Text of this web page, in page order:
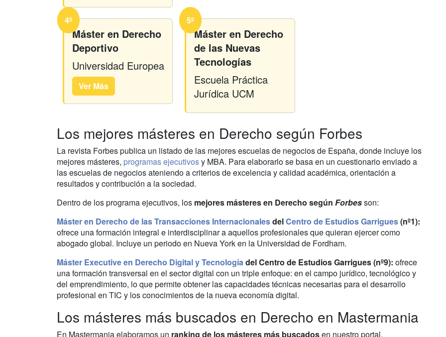
4º
Máster en Derecho
Deportivo
Universidad Europea
Ver Más
5º
Máster en Derecho
de las Nuevas
Tecnologías
Escuela Práctica
Jurídica UCM
Los mejores másteres en Derecho según Forbes
La revista Forbes publica un listado de las mejores escuelas de negocios de España, donde incluye los
mejores másteres, programas ejecutivosy MBA. Para elaborarlo se basa en un cuestionario enviado a
las escuelas de negocios ateniendo a criterios de excelencia y calidad académica, orientación a
resultados y contribución a la sociedad.
Dentro de los programa ejecutivos, los mejores másteres en Derecho según Forbesson:
Máster en Derecho de las Transacciones InternacionalesdelCentro de Estudios Garrigues(nº1):
ofrece una formación integral e interdisciplinar a aquellos profesionales que quieran ejercer como
abogado global. Incluye un periodo en Nueva York en la Universidad de Fordham.
Máster Executive en Derecho Digital y Tecnologíadel Centro de Estudios Garrigues (nº9): ofrece
una formación transversal en el sector digital con un triple enfoque: en el campo jurídico, tecnológico y
del emprendimiento, lo que permite obtener las capacidades técnicas necesarias para el desarrollo
profesional en TIC y los conocimientos de la nueva economía digital.
Los másteres más buscados en Derecho en Mastermania
En Mastermania elaboramos un ranking de los másteres más buscadosen nuestro portal,